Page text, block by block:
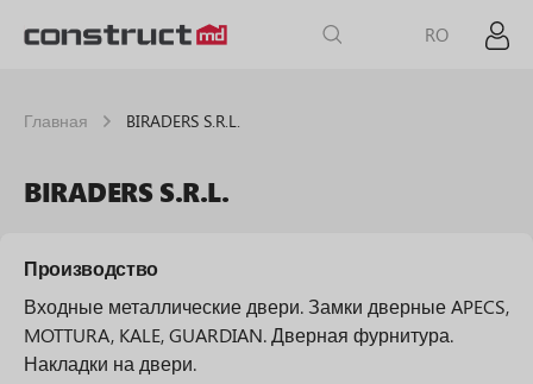
RO
Главная BIRADERS S.R.L.
BIRADERS S.R.L.
Производство
Входные металлические двери. Замки дверные APECS,
MOTTURA, KALE, GUARDIAN. Дверная фурнитура.
Накладки на двери.